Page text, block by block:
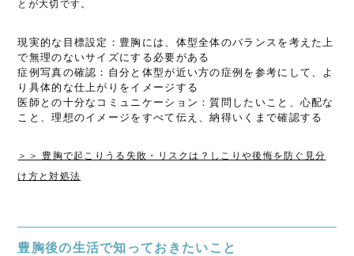
とが大切です。
現実的な目標設定：豊胸には、体型全体のバランスを考えた上
で無理のないサイズにする必要がある
症例写真の確認：自分と体型が近い方の症例を参考にして、よ
り具体的な仕上がりをイメージする
医師との十分なコミュニケーション：質問したいこと、心配な
こと、理想のイメージをすべて伝え、納得いくまで確認する
＞＞ 豊胸で起こりうる失敗・リスクは？しこりや後悔を防ぐ見分
け方と対処法
豊胸後の生活で知っておきたいこと